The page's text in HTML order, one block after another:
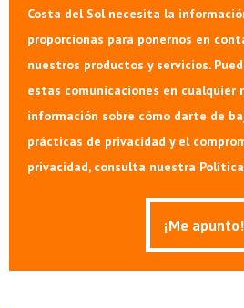
Costa del Sol necesita la
proporcionas para ponernos en
nuestros productos y servicios.
estas comunicaciones en cualquier
información sobre cómo darte de
prácticas de privacidad y el
privacidad, consulta nuestra